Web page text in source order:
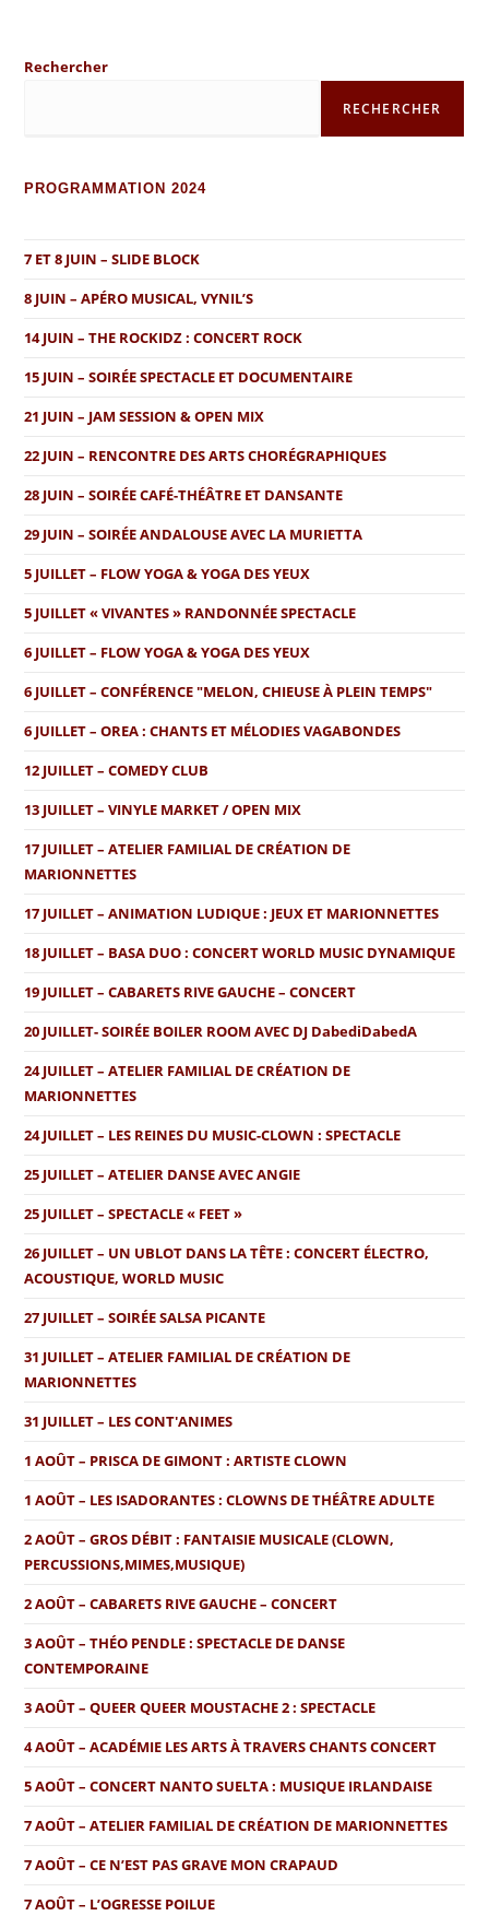
Rechercher
RECHERCHER
PROGRAMMATION 2024
7 ET 8 JUIN – SLIDE BLOCK
8 JUIN – APÉRO MUSICAL, VYNIL’S
14 JUIN – THE ROCKIDZ : CONCERT ROCK
15 JUIN – SOIRÉE SPECTACLE ET DOCUMENTAIRE
21 JUIN – JAM SESSION & OPEN MIX
22 JUIN – RENCONTRE DES ARTS CHORÉGRAPHIQUES
28 JUIN – SOIRÉE CAFÉ-THÉÂTRE ET DANSANTE
29 JUIN – SOIRÉE ANDALOUSE AVEC LA MURIETTA
5 JUILLET – FLOW YOGA & YOGA DES YEUX
5 JUILLET « VIVANTES » RANDONNÉE SPECTACLE
6 JUILLET – FLOW YOGA & YOGA DES YEUX
6 JUILLET – CONFÉRENCE "MELON, CHIEUSE À PLEIN TEMPS"
6 JUILLET – OREA : CHANTS ET MÉLODIES VAGABONDES
12 JUILLET – COMEDY CLUB
13 JUILLET – VINYLE MARKET / OPEN MIX
17 JUILLET – ATELIER FAMILIAL DE CRÉATION DE
MARIONNETTES
17 JUILLET – ANIMATION LUDIQUE : JEUX ET MARIONNETTES
18 JUILLET – BASA DUO : CONCERT WORLD MUSIC DYNAMIQUE
19 JUILLET – CABARETS RIVE GAUCHE – CONCERT
20 JUILLET- SOIRÉE BOILER ROOM AVEC DJ DabediDabedA
24 JUILLET – ATELIER FAMILIAL DE CRÉATION DE
MARIONNETTES
24 JUILLET – LES REINES DU MUSIC-CLOWN : SPECTACLE
25 JUILLET – ATELIER DANSE AVEC ANGIE
25 JUILLET – SPECTACLE « FEET »
26 JUILLET – UN UBLOT DANS LA TÊTE : CONCERT ÉLECTRO,
ACOUSTIQUE, WORLD MUSIC
27 JUILLET – SOIRÉE SALSA PICANTE
31 JUILLET – ATELIER FAMILIAL DE CRÉATION DE
MARIONNETTES
31 JUILLET – LES CONT'ANIMES
1 AOÛT – PRISCA DE GIMONT : ARTISTE CLOWN
1 AOÛT – LES ISADORANTES : CLOWNS DE THÉÂTRE ADULTE
2 AOÛT – GROS DÉBIT : FANTAISIE MUSICALE (CLOWN,
PERCUSSIONS,MIMES,MUSIQUE)
2 AOÛT – CABARETS RIVE GAUCHE – CONCERT
3 AOÛT – THÉO PENDLE : SPECTACLE DE DANSE
CONTEMPORAINE
3 AOÛT – QUEER QUEER MOUSTACHE 2 : SPECTACLE
4 AOÛT – ACADÉMIE LES ARTS À TRAVERS CHANTS CONCERT
5 AOÛT – CONCERT NANTO SUELTA : MUSIQUE IRLANDAISE
7 AOÛT – ATELIER FAMILIAL DE CRÉATION DE MARIONNETTES
7 AOÛT – CE N’EST PAS GRAVE MON CRAPAUD
7 AOÛT – L’OGRESSE POILUE